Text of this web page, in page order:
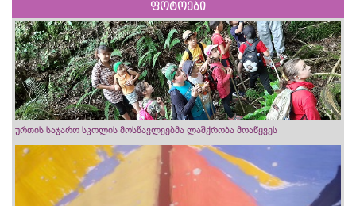
ფოტოები
ურთის საჯარო სკოლის მოსწავლეებმა ლაშქრობა მოაწყვეს